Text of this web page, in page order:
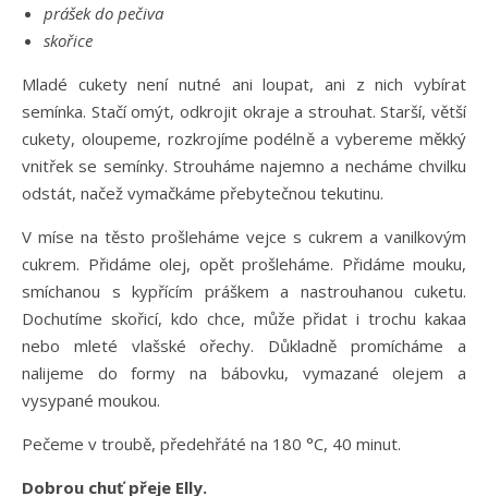
prášek do pečiva
skořice
Mladé cukety není nutné ani loupat, ani z nich vybírat
semínka. Stačí omýt, odkrojit okraje a strouhat. Starší, větší
cukety, oloupeme, rozkrojíme podélně a vybereme měkký
vnitřek se semínky. Strouháme najemno a necháme chvilku
odstát, načež vymačkáme přebytečnou tekutinu.
V míse na těsto prošleháme vejce s cukrem a vanilkovým
cukrem. Přidáme olej, opět prošleháme. Přidáme mouku,
smíchanou s kypřícím práškem a nastrouhanou cuketu.
Dochutíme skořicí, kdo chce, může přidat i trochu kakaa
nebo mleté vlašské ořechy. Důkladně promícháme a
nalijeme do formy na bábovku, vymazané olejem a
vysypané moukou.
Pečeme v troubě, předehřáté na 180 °C, 40 minut.
Dobrou chuť přeje Elly.